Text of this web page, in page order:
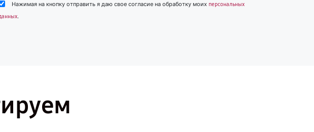
Нажимая на кнопку отправить я даю свое согласие на обработку моих персональных
.